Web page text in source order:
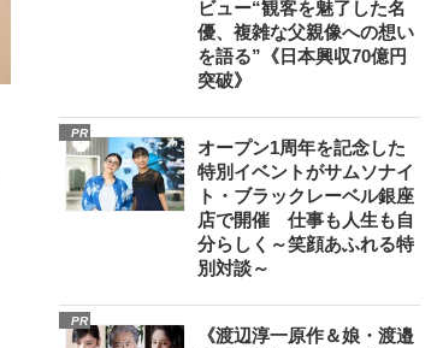
ビュー“観客を魅了した名
優、複雑な父親像への想い
を語る”《日本興収70億円
突破》
PR
オープン1周年を記念した
特別イベントがサムソナイ
ト・ブラックレーベル銀座
店で開催 仕事も人生も自
分らしく～笑顔あふれる特
別対談～
PR
《渡辺淳一原作＆娘・渡邉